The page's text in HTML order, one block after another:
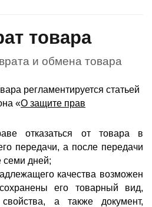
товара
и обмена товара
регламентируется статьей
«О защите прав
отказаться от товара в
передачи, а после передачи
семи дней;
качества возможен
его товарный вид,
свойства, а также документ,